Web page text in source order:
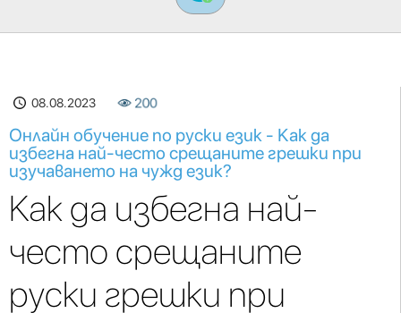
08.08.2023 200
Онлайн обучение по руски език - Как да
избегна най-често срещаните грешки при
изучаването на чужд език?
Как да избегна най-
често срещаните
руски грешки при